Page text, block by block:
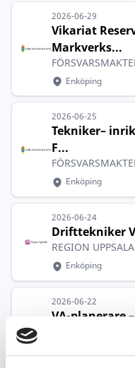
2026-06-29
Vikariat
Markverks...
Enköping
2026-06-25
Tekniker–
F...
Enköping
2026-06-24
Drifttekniker
REGION UPPSALA
Enköping
2026-06-22
VA-planerare